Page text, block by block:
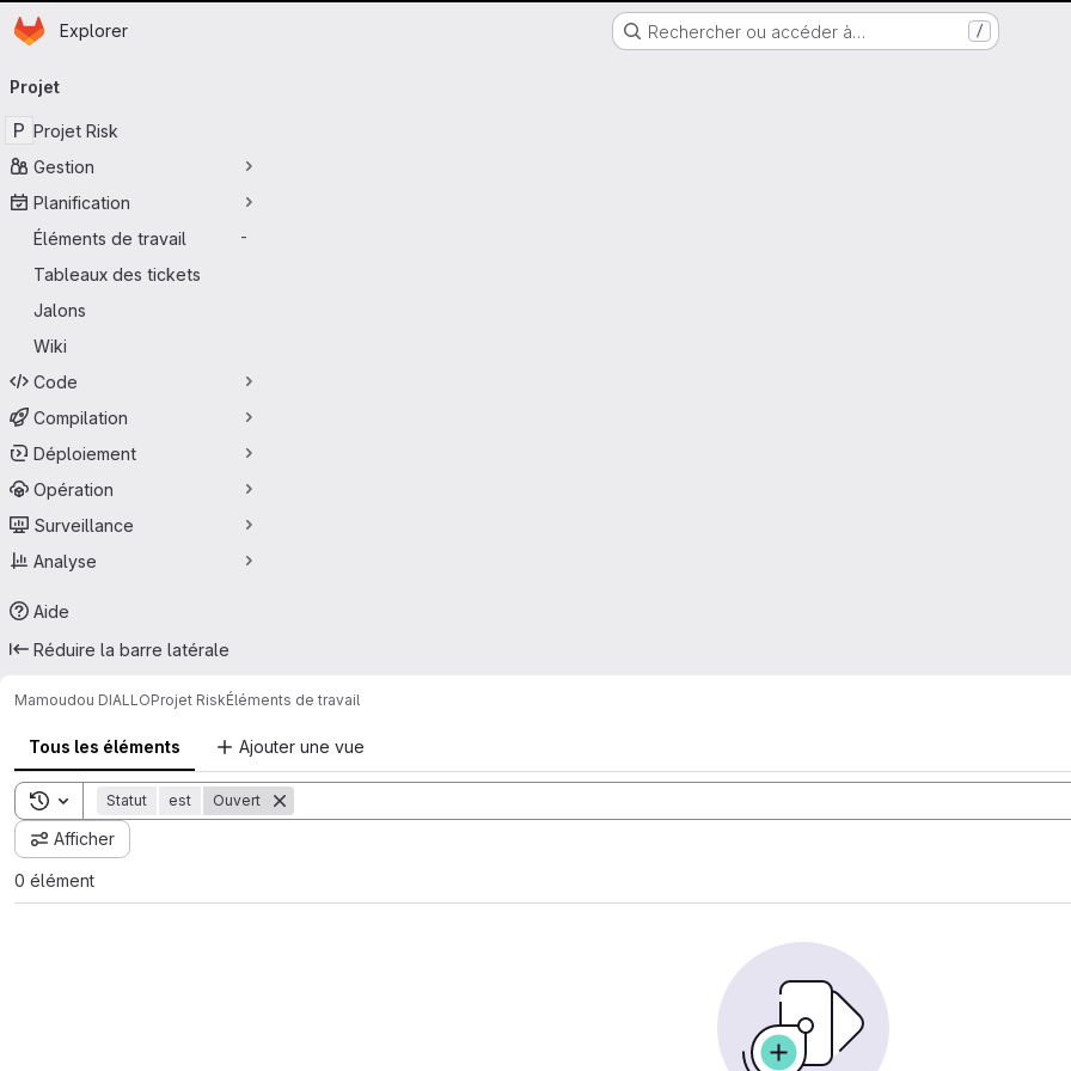
Nantes Université
Passer au contenu principal
Page d'accueil
Explorer Rechercher ou accéder à… /
principale
Projet
P Projet Risk
Gestion
Planification
Éléments de travail
-
Tableaux des tickets
Jalons
Wiki
Code
Compilation
Déploiement
Opération
Surveillance
Analyse
Aide
Réduire la barre latérale
Mamoudou DIALLOProjet RiskÉléments de travail
Tous les éléments Ajouter une vue
Toggle search history
Statut est Ouvert
Afficher
0 élément